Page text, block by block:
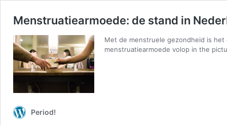
Menstruatiearmoede: de stand in
Met de menstruele gezondheid is
menstruatiearmoede volop in the
Period!